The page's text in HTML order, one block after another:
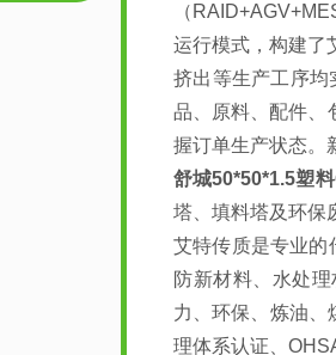
（
运行模式，构建了
挤出等生产工序
品、原料、配件、
握订单生产状态。
舒城50*50*1.5塑
塔、填料塔及环保
艾特传质是专业的
防新材料、水处
力、环保、炼油、
理体系认证、